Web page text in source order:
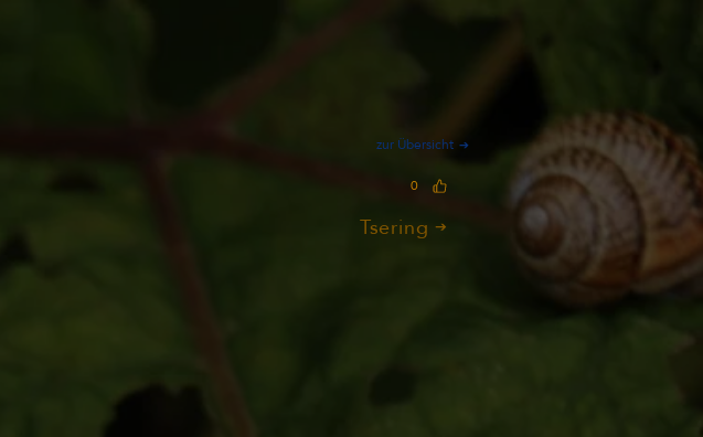
zur Übersicht
Tsering
0